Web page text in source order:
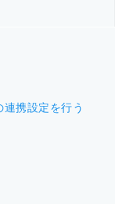
携設定を行う